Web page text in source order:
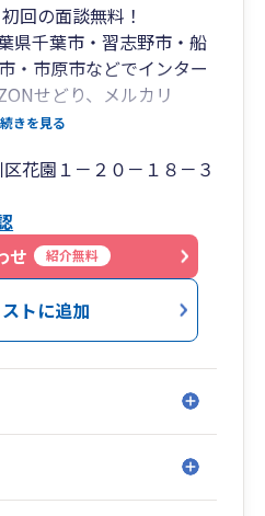
回の面談無料！
県千葉市・習志野市・船
・市原市などでインター
せどり、メルカリ
卸売・小売業が強みの公
ります。安心してお問い
続きを見る
花園１－２０－１８－３
せ
紹介無料
トに追加